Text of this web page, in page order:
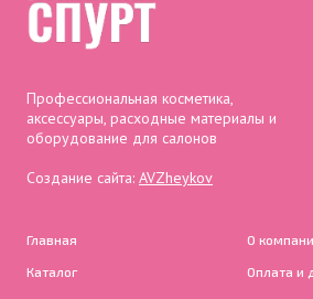
Профессиональная косметика,
аксессуары, расходные материалы и
оборудование для салонов
Создание сайта: AVZheykov
Главная
Каталог
О
Оплата и